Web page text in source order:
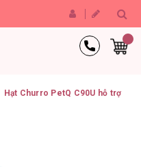
Hạt Churro PetQ C90U hỗ trợ